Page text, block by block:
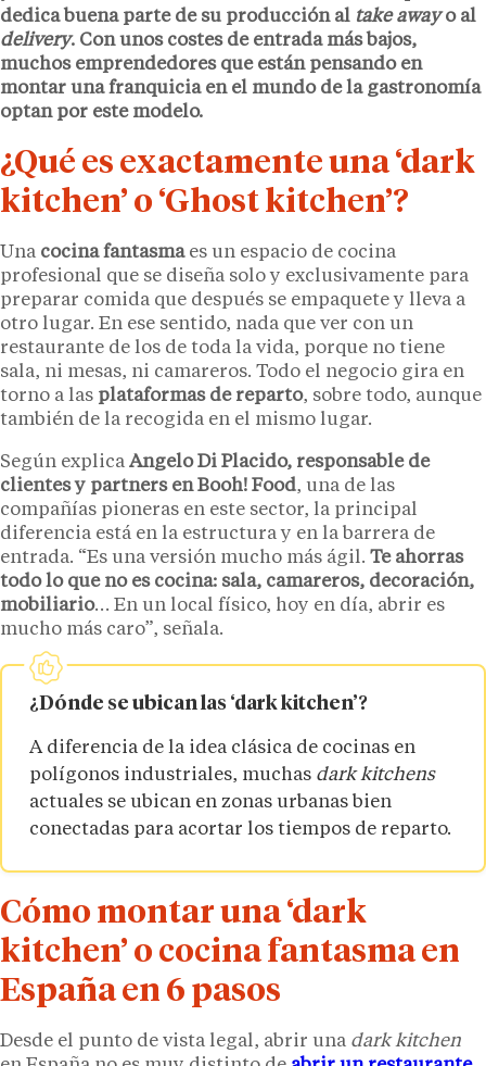
dedica buena parte de su producción al take away o al
delivery. Con unos costes de entrada más bajos,
muchos emprendedores que están pensando en
montar una franquicia en el mundo de la gastronomía
optan por este modelo.
¿Qué es exactamente una ‘dark
kitchen’ o ‘Ghost kitchen’?
Una cocina fantasmaes un espacio de cocina
profesional que se diseña solo y exclusivamente para
preparar comida que después se empaquete y lleva a
otro lugar. En ese sentido, nada que ver con un
restaurante de los de toda la vida, porque no tiene
sala, ni mesas, ni camareros. Todo el negocio gira en
torno a las plataformas de reparto, sobre todo, aunque
también de la recogida en el mismo lugar.
Según explica Angelo Di Placido, responsable de
clientes y partners en Booh! Food, una de las
compañías pioneras en este sector, la principal
diferencia está en la estructura y en la barrera de
entrada. “Es una versión mucho más ágil. Te ahorras
todo lo que no es cocina: sala, camareros, decoración,
mobiliario… En un local físico, hoy en día, abrir es
mucho más caro”, señala.
¿Dónde se ubican las ‘dark kitchen’?
A diferencia de la idea clásica de cocinas en
polígonos industriales, muchas dark kitchens
actuales se ubican en zonas urbanas bien
conectadas para acortar los tiempos de reparto.
Cómo montar una ‘dark
kitchen’ o cocina fantasma en
España en 6 pasos
Desde el punto de vista legal, abrir una dark kitchen